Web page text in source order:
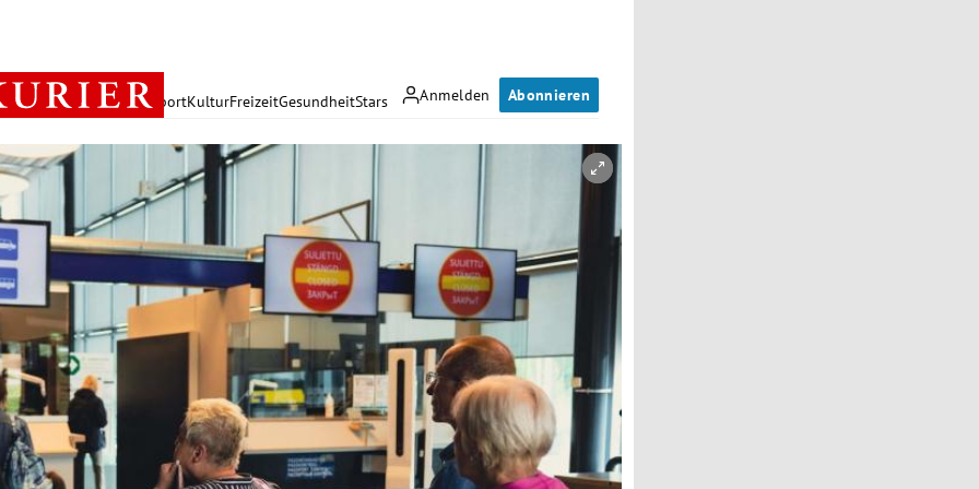
Anmelden Abonnieren
PolitikWirtschaft SportKulturFreizeitGesundheitStars